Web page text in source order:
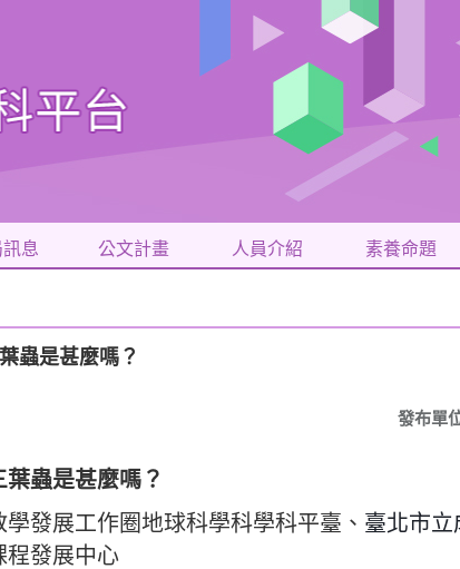
息 公文計畫 人員介紹 素養命題
蟲是甚麼嗎？
發布單
葉蟲是甚麼嗎？
發展工作圈地球科學科學科平臺、 臺北市立
程發展中心